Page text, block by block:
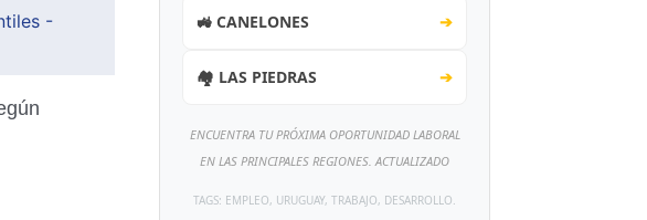
-
🚜 CANELONES ➔
🏘️ LAS PIEDRAS ➔
ENCUENTRA TU PRÓXIMA OPORTUNIDAD LABORAL
EN LAS PRINCIPALES REGIONES. ACTUALIZADO
TAGS: EMPLEO, URUGUAY, TRABAJO, DESARROLLO.